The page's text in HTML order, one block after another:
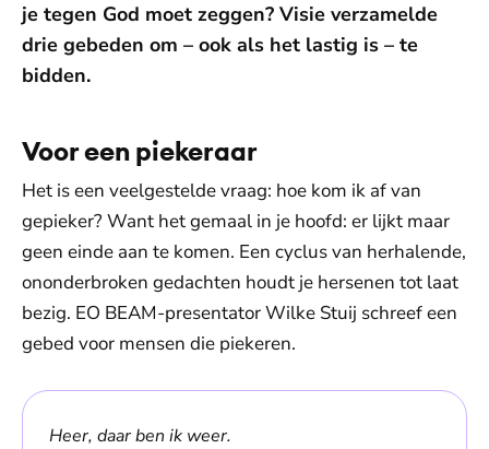
je tegen God moet zeggen? Visie verzamelde
drie gebeden om – ook als het lastig is – te
bidden.
Voor een piekeraar
Het is een veelgestelde vraag: hoe kom ik af van
gepieker? Want het gemaal in je hoofd: er lijkt maar
geen einde aan te komen. Een cyclus van herhalende,
ononderbroken gedachten houdt je hersenen tot laat
bezig. EO BEAM-presentator Wilke Stuij schreef een
gebed voor mensen die piekeren.
Heer, daar ben ik weer.